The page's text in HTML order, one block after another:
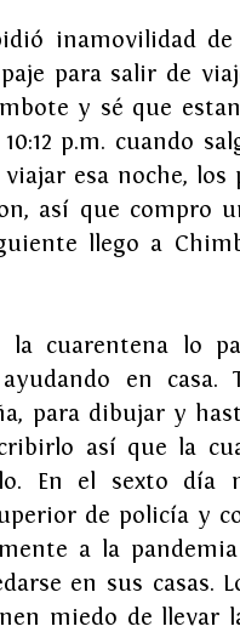
inamovilidad
para salir de
y sé que
p.m. cuando
esa noche,
así que compro
llego a
la cuarentena lo
en casa.
para dibujar y
así que la
En el sexto
de policía y
a la
en sus casas.
miedo de llevar